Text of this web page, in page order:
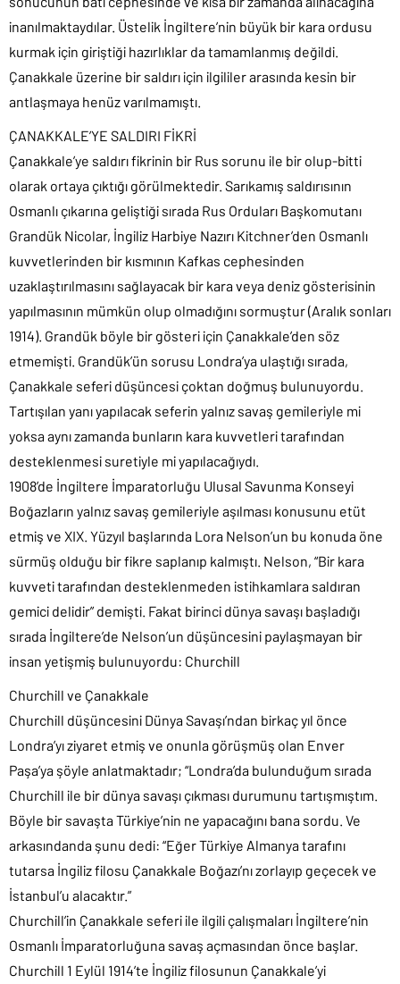
inanılmaktaydılar. Üstelik İngiltere’nin büyük bir kara ordusu
kurmak için giriştiği hazırlıklar da tamamlanmış değildi.
Çanakkale üzerine bir saldırı için ilgililer arasında kesin bir
antlaşmaya henüz varılmamıştı.
ÇANAKKALE’YE SALDIRI FİKRİ
Çanakkale’ye saldırı fikrinin bir Rus sorunu ile bir olup-bitti
olarak ortaya çıktığı görülmektedir. Sarıkamış saldırısının
Osmanlı çıkarına geliştiği sırada Rus Orduları Başkomutanı
Grandük Nicolar, İngiliz Harbiye Nazırı Kitchner’den Osmanlı
kuvvetlerinden bir kısmının Kafkas cephesinden
uzaklaştırılmasını sağlayacak bir kara veya deniz gösterisinin
yapılmasının mümkün olup olmadığını sormuştur (Aralık sonları
1914). Grandük böyle bir gösteri için Çanakkale’den söz
etmemişti. Grandük’ün sorusu Londra’ya ulaştığı sırada,
Çanakkale seferi düşüncesi çoktan doğmuş bulunuyordu.
Tartışılan yanı yapılacak seferin yalnız savaş gemileriyle mi
yoksa aynı zamanda bunların kara kuvvetleri tarafından
desteklenmesi suretiyle mi yapılacağıydı.
1908’de İngiltere İmparatorluğu Ulusal Savunma Konseyi
Boğazların yalnız savaş gemileriyle aşılması konusunu etüt
etmiş ve XIX. Yüzyıl başlarında Lora Nelson’un bu konuda öne
sürmüş olduğu bir fikre saplanıp kalmıştı. Nelson, “Bir kara
kuvveti tarafından desteklenmeden istihkamlara saldıran
gemici delidir” demişti. Fakat birinci dünya savaşı başladığı
sırada İngiltere’de Nelson’un düşüncesini paylaşmayan bir
insan yetişmiş bulunuyordu: Churchill
Churchill ve Çanakkale
Churchill düşüncesini Dünya Savaşı’ndan birkaç yıl önce
Londra’yı ziyaret etmiş ve onunla görüşmüş olan Enver
Paşa’ya şöyle anlatmaktadır; “Londra’da bulunduğum sırada
Churchill ile bir dünya savaşı çıkması durumunu tartışmıştım.
Böyle bir savaşta Türkiye’nin ne yapacağını bana sordu. Ve
arkasındanda şunu dedi: “Eğer Türkiye Almanya tarafını
tutarsa İngiliz filosu Çanakkale Boğazı’nı zorlayıp geçecek ve
İstanbul’u alacaktır.”
Churchill’in Çanakkale seferi ile ilgili çalışmaları İngiltere’nin
Osmanlı İmparatorluğuna savaş açmasından önce başlar.
Churchill 1 Eylül 1914’te İngiliz filosunun Çanakkale’yi